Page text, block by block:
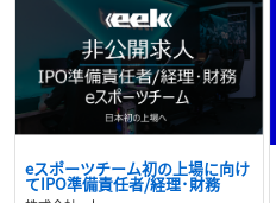
eスポーツチーム初の上場に向け
てIPO準備責任者/経理･財務